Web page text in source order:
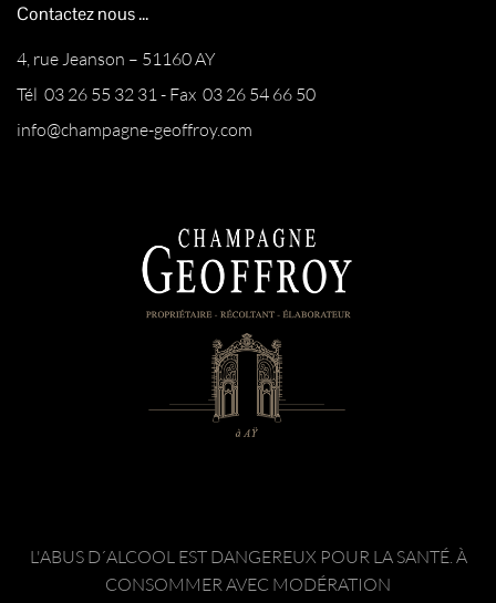
Contactez nous ...
4, rue Jeanson – 51160 AY
Tél 03 26 55 32 31 - Fax 03 26 54 66 50
info@champagne-geoffroy.com
L'ABUS D´ALCOOL EST DANGEREUX POUR LA SANTÉ. À
CONSOMMER AVEC MODÉRATION